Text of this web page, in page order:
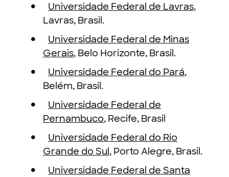
Universidade Federal de Lavras,
Lavras, Brasil.
Universidade Federal de Minas
Gerais, Belo Horizonte, Brasil.
Universidade Federal do Pará,
Belém, Brasil.
Universidade Federal de
Pernambuco, Recife, Brasil
Universidade Federal do Rio
Grande do Sul, Porto Alegre, Brasil.
Universidade Federal de Santa